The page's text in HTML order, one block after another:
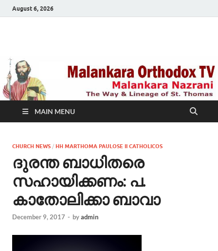
August 6, 2026
TV
MAIN MENU
CHURCH NEWS / HH MARTHOMA PAULOSE II CATHOLICOS
ദുരന്ത ബാധിതരെ
സഹായിക്കണം: പ.
കാതോലിക്കാ ബാവാ
December 9, 2017 - byadmin